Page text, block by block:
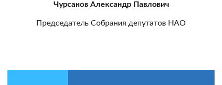
Чурсанов Александр Павлович
Председатель Собрания депутатов НАО